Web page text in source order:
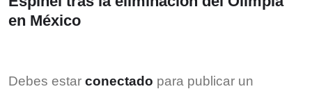
en México
Debes estar conectado para publicar un